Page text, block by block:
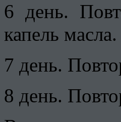
6 день.
капель масла.
7 день.
8 день.